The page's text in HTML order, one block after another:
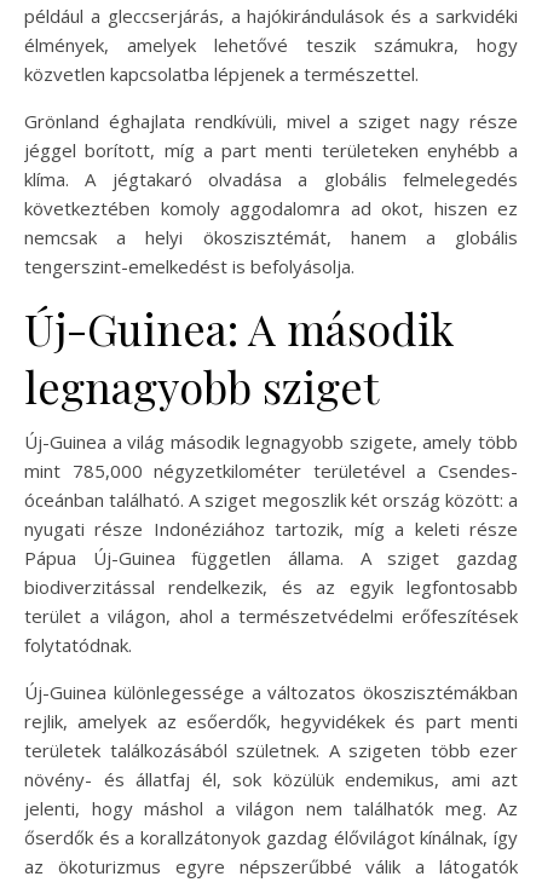
például a gleccserjárás, a hajókirándulások és a sarkvidéki
élmények, amelyek lehetővé teszik számukra, hogy
közvetlen kapcsolatba lépjenek a természettel.
Grönland éghajlata rendkívüli, mivel a sziget nagy része
jéggel borított, míg a part menti területeken enyhébb a
klíma. A jégtakaró olvadása a globális felmelegedés
következtében komoly aggodalomra ad okot, hiszen ez
nemcsak a helyi ökoszisztémát, hanem a globális
tengerszint-emelkedést is befolyásolja.
Új-Guinea: A második
legnagyobb sziget
Új-Guinea a világ második legnagyobb szigete, amely több
mint 785,000 négyzetkilométer területével a Csendes-
óceánban található. A sziget megoszlik két ország között: a
nyugati része Indonéziához tartozik, míg a keleti része
Pápua Új-Guinea független állama. A sziget gazdag
biodiverzitással rendelkezik, és az egyik legfontosabb
terület a világon, ahol a természetvédelmi erőfeszítések
folytatódnak.
Új-Guinea különlegessége a változatos ökoszisztémákban
rejlik, amelyek az esőerdők, hegyvidékek és part menti
területek találkozásából születnek. A szigeten több ezer
növény- és állatfaj él, sok közülük endemikus, ami azt
jelenti, hogy máshol a világon nem találhatók meg. Az
őserdők és a korallzátonyok gazdag élővilágot kínálnak, így
az ökoturizmus egyre népszerűbbé válik a látogatók